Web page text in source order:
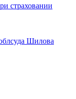
страховании
Шилова